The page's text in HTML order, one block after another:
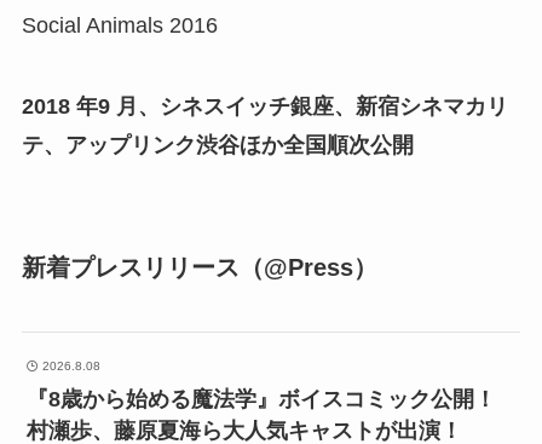
Social Animals 2016
2018 年9 月、シネスイッチ銀座、新宿シネマカリ
テ、アップリンク渋谷ほか全国順次公開
新着プレスリリース（@Press）
2026.8.08
『8歳から始める魔法学』ボイスコミック公開！
村瀬歩、藤原夏海ら大人気キャストが出演！